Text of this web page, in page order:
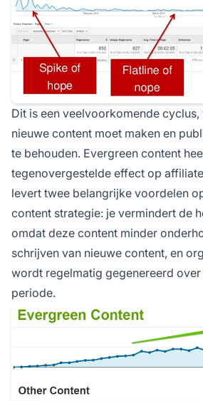
Dit is een veelvoorkomende
nieuwe content moet maken en
te behouden. Evergreen content
tegenovergestelde effect op
levert twee belangrijke voordelen
content strategie: je vermindert de
omdat deze content minder
schrijven van nieuwe content, en
wordt regelmatig gegenereerd over
periode.